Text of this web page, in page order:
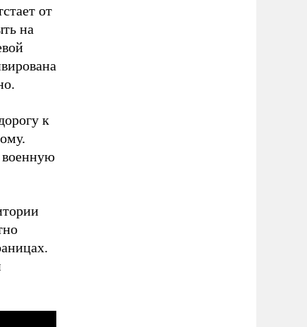
от
на
к
военную